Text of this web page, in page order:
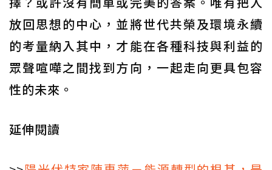
放回思想的中心，並將世代共榮及環境永續
的考量納入其中，才能在各種科技與利益的
眾聲喧嘩之間找到方向，一起走向更具包容
性的未來。
延伸閱讀